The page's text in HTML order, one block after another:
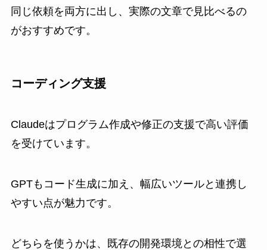
同じ依頼を両方に出し、実際の文章で見比べるの
がおすすめです。
コーディング支援
Claudeはプログラム作成や修正の支援で高い評価
を受けています。
GPTもコード生成に加え、幅広いツールと連携し
やすい点が魅力です。
どちらを使うかは、既存の開発環境との相性で選